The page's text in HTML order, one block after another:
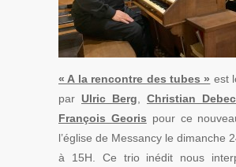
« A la rencontre des tubes » est
par Ulric Berg Christian
François Georis pour ce
l’église de Messancy le dimanche
à 15H. Ce trio inédit nous